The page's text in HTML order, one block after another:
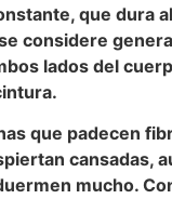
que dura
considere
lados del
que padecen
cansadas,
mucho.